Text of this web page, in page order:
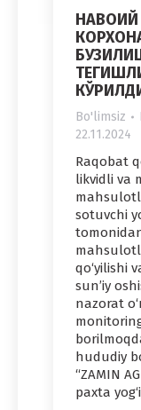
НАВОИЙ
Bo'limsiz
22.11.2024
Raqobat
likvidli va
sotuvchi
qo‘yilishi
sun’iy
nazorat
hududiy
“ZAMIN
paxta